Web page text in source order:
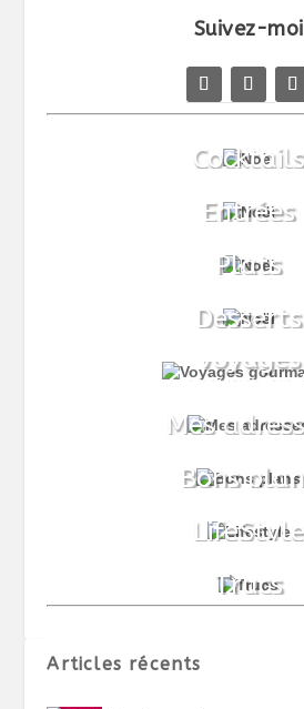
Suivez-moi
Articles récents